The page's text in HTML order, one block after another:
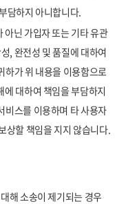
담하지 아니합니다.
아닌 가입자 또는 기타 유관
, 완전성 및 품질에 대하여
하가 위 내용을 이용함으로
대하여 책임을 부담하지
비스를 이용하며 타 사용자
상할 책임을 지지 않습니다.
해 소송이 제기되는 경우